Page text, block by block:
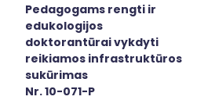
Pedagogams rengti ir
edukologijos
doktorantūrai vykdyti
reikiamos infrastruktūros
sukūrimas
Nr. 10-071-P